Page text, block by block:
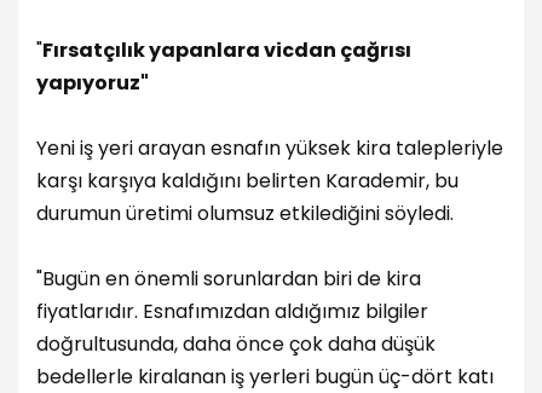
"Fırsatçılık yapanlara vicdan çağrısı
yapıyoruz"
Yeni iş yeri arayan esnafın yüksek kira talepleriyle
karşı karşıya kaldığını belirten Karademir, bu
durumun üretimi olumsuz etkilediğini söyledi.
"Bugün en önemli sorunlardan biri de kira
fiyatlarıdır. Esnafımızdan aldığımız bilgiler
doğrultusunda, daha önce çok daha düşük
bedellerle kiralanan iş yerleri bugün üç-dört katı